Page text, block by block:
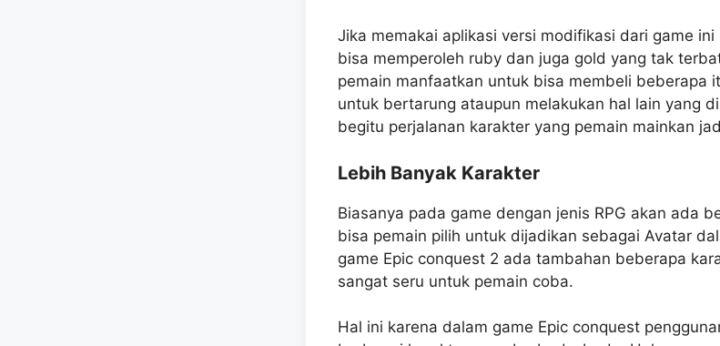
Jika memakai aplikasi versi modifikasi dari game ini
bisa memperoleh ruby dan juga gold yang tak
pemain manfaatkan untuk bisa membeli beberapa
untuk bertarung ataupun melakukan hal lain yang
begitu perjalanan karakter yang pemain mainkan
Lebih Banyak Karakter
Biasanya pada game dengan jenis RPG akan ada
bisa pemain pilih untuk dijadikan sebagai Avatar
game Epic conquest 2 ada tambahan beberapa
sangat seru untuk pemain coba.
Hal ini karena dalam game Epic conquest